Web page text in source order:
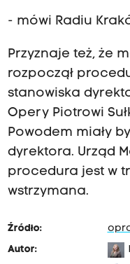
- mówi Radiu
Przyznaje też, że
rozpoczął
stanowiska
Opery Piotrowi
Powodem miały
dyrektora. Urząd
procedura jest w
wstrzymana.
Źródło:
Autor: